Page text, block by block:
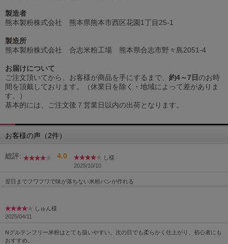
製造者
熊本製粉株式会社 熊本県熊本市西区花園1丁目25-1
製造所
熊本製粉株式会社 合志米粉工場 熊本県合志市野々島2051-4
お届けについて
ご注文頂いてから、お客様が商品を手にするまで、 約4～7日のお時
間を頂戴しております。（休業日を除く・地域によって差がありま
す。）
基本的には、ご注文後７営業日以内の出荷となります。
お客様の声（2件）
総評: 4.0
し様
2025/10/10
翌日までフワフワで味が落ちない米粉パンが作れる
しゅん様
2025/04/11
Nグルテンフリー米粉はとても扱いやすい。次の日でも柔らかく仕上がり、初心者にも
おすすめ。